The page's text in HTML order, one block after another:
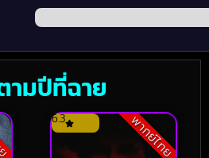
ามปีที่ฉาย
พากย์ไทย
6.3